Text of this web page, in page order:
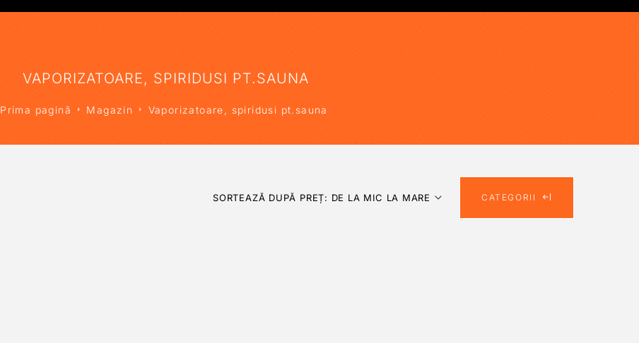
VAPORIZATOARE, SPIRIDUSI PT.SAUNA
Prima pagină Magazin Vaporizatoare, spiridusi pt.sauna
SORTEAZĂ DUPĂ PREȚ: DE LA MIC LA MARE CATEGORII